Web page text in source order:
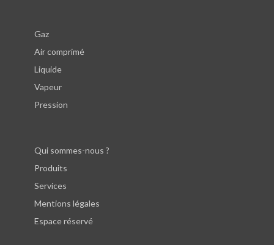
Gaz
Air comprimé
Liquide
Vapeur
Pression
Qui sommes-nous ?
Produits
Services
Mentions légales
Espace réservé